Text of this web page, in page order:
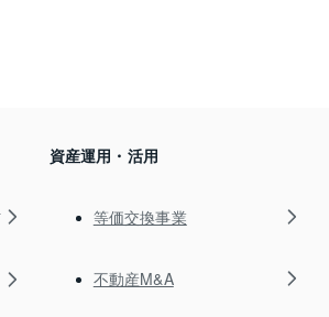
資産運用・活用
等価交換事業
不動産M&A